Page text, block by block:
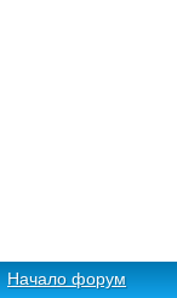
Начало форум